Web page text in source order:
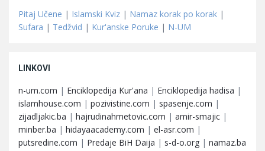
Pitaj Učene | Islamski Kviz | Namaz korak po korak |
Sufara | Tedžvid | Kur'anske Poruke | N-UM
LINKOVI
n-um.com | Enciklopedija Kur'ana | Enciklopedija hadisa |
islamhouse.com | pozivistine.com | spasenje.com |
zijadljakic.ba | hajrudinahmetovic.com | amir-smajic |
minber.ba | hidayaacademy.com | el-asr.com |
putsredine.com | Predaje BiH Daija | s-d-o.org | namaz.ba